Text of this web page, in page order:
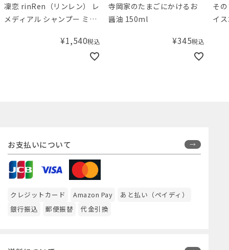
凜恋 rinRen（リンレン） レ
メディアル シャンプー ミン
¥1,540税込
寺岡家のたまごにかけるお
醤油 150ml
¥345税込
そ
イ
お支払いについて
クレジットカード Amazon Pay
あと払い（ペイディ）
銀行振込
郵便振替 代金引換